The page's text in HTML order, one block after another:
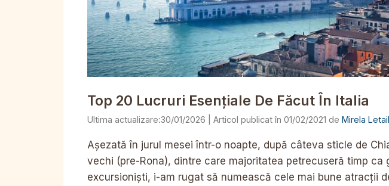
Top 20 Lucruri Esențiale De Făcut În Italia
30/01/2026 01/02/2021 de Mirela
Așezată în jurul mesei într-o noapte, după câteva sticle de
vechi (pre-Rona), dintre care majoritatea petrecuseră timp ca
excursioniști, i-am rugat să numească cele mai bune atracții